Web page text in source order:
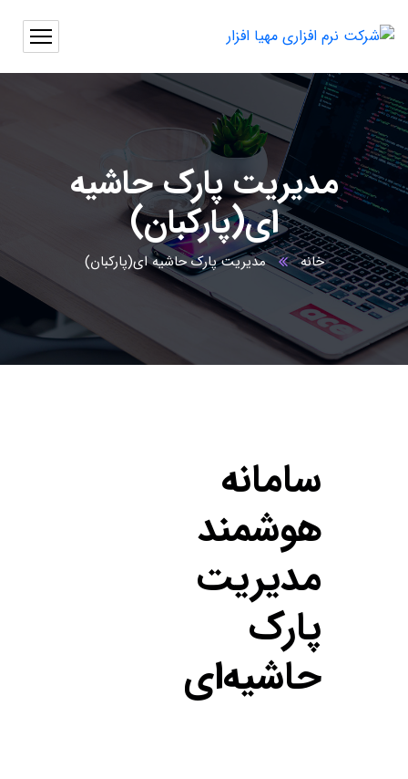
مدیریت پارک حاشیه
ای(پارکبان)
خانه مدیریت پارک حاشیه ای(پارکبان)
سامانه
هوشمند
مدیریت
پارک
حاشیه‌ای